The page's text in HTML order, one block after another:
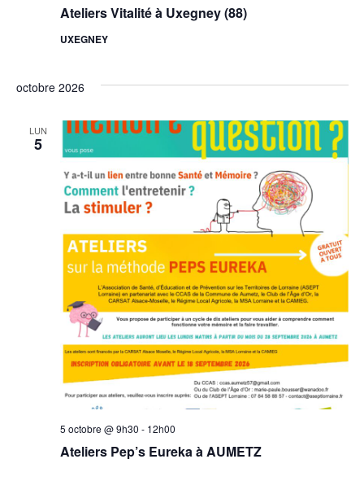
Ateliers Vitalité à Uxegney (88)
UXEGNEY
octobre 2026
LUN
5
Ateliers Pep’s Eureka à AUMETZ
5 octobre @ 9h30 - 12h00